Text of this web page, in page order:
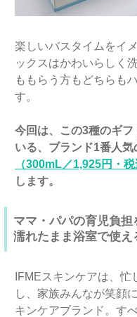
楽しいバスタイムをイ
ックスはかわいらしく
ももらう方もどちらも
す。
今回は、この3種のギ
いる、ブランド1番人気
（300mL／1,925円・税
します。
ママ・パパの育児負担
濡れたまま浴室で使え
IFMEスキンケアは、
し、家族みんなが笑顔
キンケアブランド。す